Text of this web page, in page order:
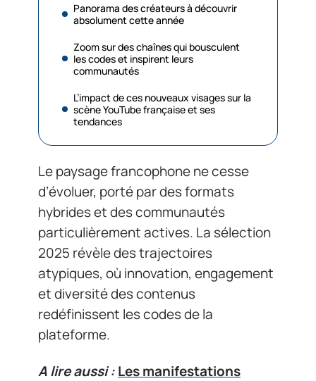
Panorama des créateurs à découvrir
absolument cette année
Zoom sur des chaînes qui bousculent
les codes et inspirent leurs
communautés
L’impact de ces nouveaux visages sur la
scène YouTube française et ses
tendances
Le paysage francophone ne cesse
d’évoluer, porté par des formats
hybrides et des communautés
particulièrement actives. La sélection
2025 révèle des trajectoires
atypiques, où innovation, engagement
et diversité des contenus
redéfinissent les codes de la
plateforme.
A lire aussi :Les manifestations